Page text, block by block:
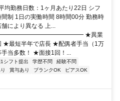
均勤務日数：1ヶ月あたり22日 シフ
制 1日の実働時間 8時間00分 勤務時
により異なる 上...
╋━━━━━━━━━━━━━━━ ★異業
★最短半年で店長 ★配偶者手当（1万
手当多数！ ★面接1回！...
シフト提出 学歴不問
経験不問
賞与あり ブランクOK
ピアスOK